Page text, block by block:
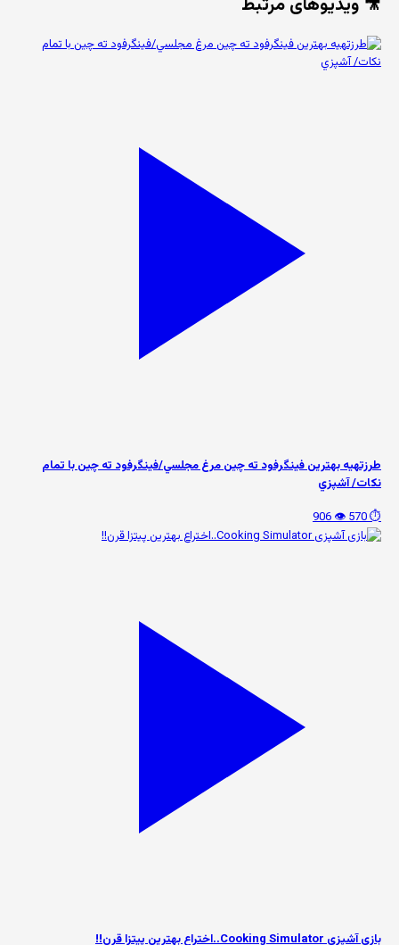
طرزتهيه بهترين فینگرفود ته چين مرغ مجلسي/فينگرفود ته چين با تمام
نكات/ آشپزي
⏱️ 570
👁️ 906
بازی آشپزی Cooking Simulator..اختراع بهترین پیتزا قرن!!